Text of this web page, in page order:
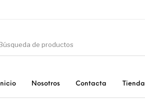
Inicio Nosotros Contacta Tienda